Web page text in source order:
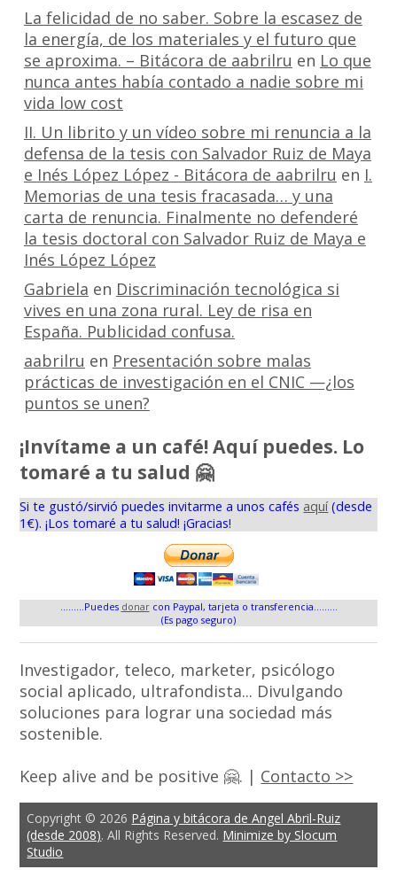
La felicidad de no saber. Sobre la escasez de
la energía, de los materiales y el futuro que
se aproxima. – Bitácora de aabrilru en Lo que
nunca antes había contado a nadie sobre mi
vida low cost
II. Un librito y un vídeo sobre mi renuncia a la
defensa de la tesis con Salvador Ruiz de Maya
e Inés López López - Bitácora de aabrilru en I.
Memorias de una tesis fracasada… y una
carta de renuncia. Finalmente no defenderé
la tesis doctoral con Salvador Ruiz de Maya e
Inés López López
Gabriela en Discriminación tecnológica si
vives en una zona rural. Ley de risa en
España. Publicidad confusa.
aabrilru en Presentación sobre malas
prácticas de investigación en el CNIC —¿los
puntos se unen?
¡Invítame a un café! Aquí puedes. Lo
tomaré a tu salud 🤗
Si te gustó/sirvió puedes invitarme a unos cafés aquí(desde
1€). ¡Los tomaré a tu salud! ¡Gracias!
.........Puedes donarcon Paypal, tarjeta o transferencia.........
(Es pago seguro)
Investigador, teleco, marketer, psicólogo
social aplicado, ultrafondista... Divulgando
soluciones para lograr una sociedad más
sostenible.
Keep alive and be positive 🤗. | Contacto >>
Copyright © 2026 Página y bitácora de Angel Abril-Ruiz
(desde 2008). All Rights Reserved. Minimize by Slocum
Studio